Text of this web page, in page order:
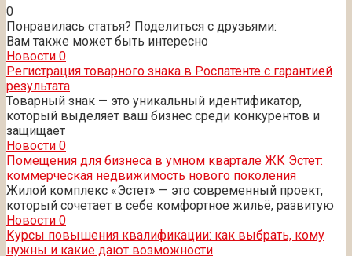
0
Понравилась статья? Поделиться с друзьями:
Вам также может быть интересно
Новости 0
Регистрация товарного знака в Роспатенте с гарантией
результата
Товарный знак — это уникальный идентификатор,
который выделяет ваш бизнес среди конкурентов и
защищает
Новости 0
Помещения для бизнеса в умном квартале ЖК Эстет:
коммерческая недвижимость нового поколения
Жилой комплекс «Эстет» — это современный проект,
который сочетает в себе комфортное жильё, развитую
Новости 0
Курсы повышения квалификации: как выбрать, кому
нужны и какие дают возможности